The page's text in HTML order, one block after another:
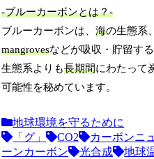
-ブルーカーボンとは？-
ブルーカーボンは、海の生態系
mangrovesなどが吸収・貯留す
生態系よりも長期間にわたって
可能性を秘めています。
地球環境を守るために
「グ」
CO2 カーボンニ
ーンカーボン
光合成 地球